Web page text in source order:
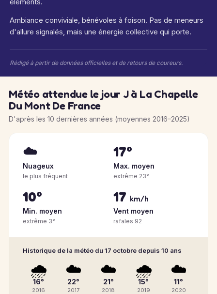
Ambiance conviviale, bénévoles à foison. Pas de meneurs
d'allure signalés, mais une énergie collective qui porte.
Rédigé à partir de données officielles et de retours de coureurs.
Météo attendue le jour J à La Chapelle
Du Mont De France
D'après les 10 dernières années (moyennes 2016–2025)
☁️
Nuageux
le plus fréquent
17°
Max. moyen
extrême 23°
10°
Min. moyen
extrême 3°
17 km/h
Vent moyen
rafales 92
Historique de la météo du 17 octobre depuis 10 ans
🌧️
16°
2016
☁️
22°
2017
☁️
21°
2018
🌧️
15°
2019
☁️
11°
2020